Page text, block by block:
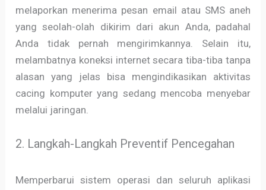
melaporkan menerima pesan email atau SMS aneh
yang seolah-olah dikirim dari akun Anda, padahal
Anda tidak pernah mengirimkannya. Selain itu,
melambatnya koneksi internet secara tiba-tiba tanpa
alasan yang jelas bisa mengindikasikan aktivitas
cacing komputer yang sedang mencoba menyebar
melalui jaringan.
2. Langkah-Langkah Preventif Pencegahan
Memperbarui sistem operasi dan seluruh aplikasi